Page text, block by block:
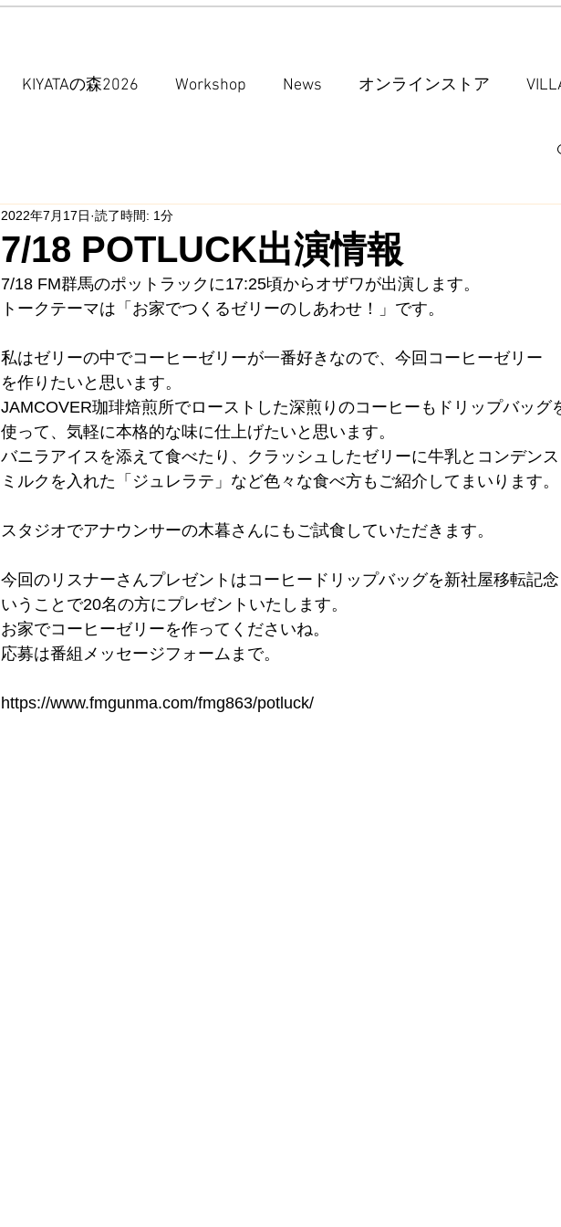
KIYATAの森2026 Workshop News オンラインストア
7/18 POTLUCK出演情報
2022年7月17日 読了時間: 1分
7/18 FM群馬のポットラックに17:25頃からオザワが出演します。
トークテーマは「お家でつくるゼリーのしあわせ！」です。
私はゼリーの中でコーヒーゼリーが一番好きなので、今回コーヒーゼリー
を作りたいと思います。
JAMCOVER珈琲焙煎所でローストした深煎りのコーヒーもドリップバッグ
使って、気軽に本格的な味に仕上げたいと思います。
バニラアイスを添えて食べたり、クラッシュしたゼリーに牛乳とコンデンス
ミルクを入れた「ジュレラテ」など色々な食べ方もご紹介してまいります。
スタジオでアナウンサーの木暮さんにもご試食していただきます。
今回のリスナーさんプレゼントはコーヒードリップバッグを新社屋移転記
いうことで20名の方にプレゼントいたします。
お家でコーヒーゼリーを作ってくださいね。
応募は番組メッセージフォームまで。
https://www.fmgunma.com/fmg863/potluck/